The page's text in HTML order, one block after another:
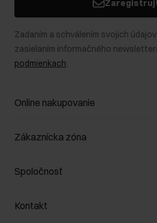
Zadaním a schválením svojich
zasielaním informačného
podmienkach.
Online nakupovanie
Spravovať súbory cookie
Spôsob platby
Vrátenie
Zákaznícka zóna
Zákazníky klub
Pravidlá propagácie
Starostlivosť o kožu
Spoločnosť
O nás
Kontakt